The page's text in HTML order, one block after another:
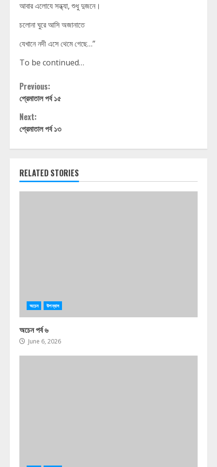
আবার এলোযে সন্ধ্যা, শুধু দুজনে।
চলোনা ঘুরে আসি অজানাতে
যেখানে নদী এসে থেমে গেছে…”
To be continued…
Continue
Reading
Previous:
প্রেমাতাল পর্ব ১৫
Next:
প্রেমাতাল পর্ব ১৩
RELATED STORIES
অচেন উপন্যাস
অচেন পর্ব ৬
June 6, 2026